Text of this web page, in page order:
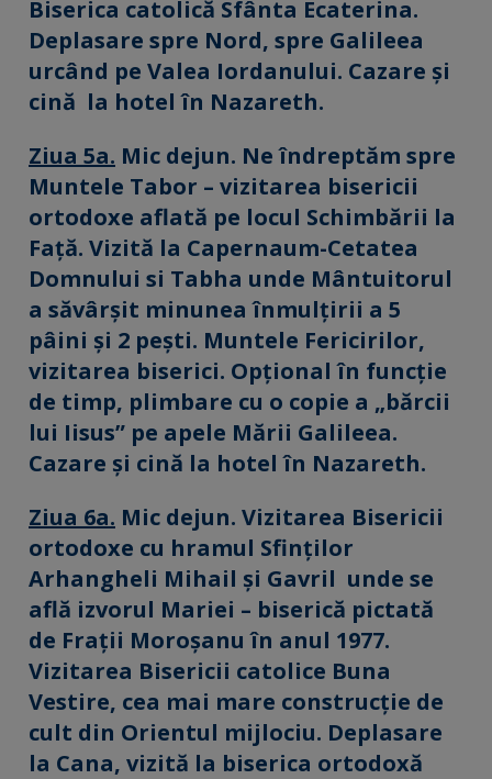
Biserica catolică Sfânta Ecaterina.
Deplasare spre Nord, spre Galileea
urcând pe Valea Iordanului. Cazare și
cină la hotel în Nazareth.
Ziua 5a. Mic dejun. Ne îndreptăm spre
Muntele Tabor – vizitarea bisericii
ortodoxe aflată pe locul Schimbării la
Față. Vizită la Capernaum-Cetatea
Domnului si Tabha unde Mântuitorul
a săvârșit minunea înmulțirii a 5
pâini și 2 pești. Muntele Fericirilor,
vizitarea biserici. Opțional în funcție
de timp, plimbare cu o copie a „bărcii
lui Iisus” pe apele Mării Galileea.
Cazare și cină la hotel în Nazareth.
Ziua 6a. Mic dejun. Vizitarea Bisericii
ortodoxe cu hramul Sfinților
Arhangheli Mihail și Gavril unde se
află izvorul Mariei – biserică pictată
de Frații Moroșanu în anul 1977.
Vizitarea Bisericii catolice Buna
Vestire, cea mai mare construcție de
cult din Orientul mijlociu. Deplasare
la Cana, vizită la biserica ortodoxă